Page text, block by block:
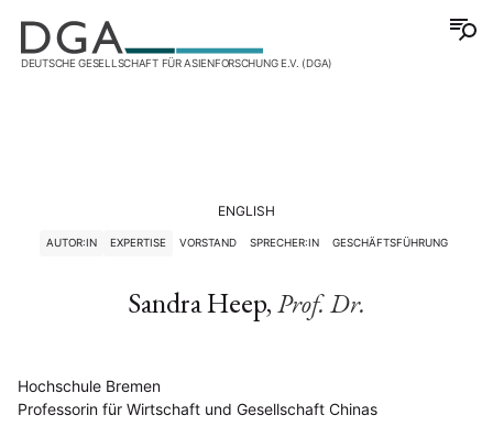
DEUTSCHE GESELLSCHAFT FÜR ASIENFORSCHUNG E.V. (DGA)
ENGLISH
AUTOR:IN EXPERTISE VORSTAND SPRECHER:IN GESCHÄFTSFÜHRUNG
Sandra Heep, Prof. Dr.
Hochschule Bremen
Professorin für Wirtschaft und Gesellschaft Chinas